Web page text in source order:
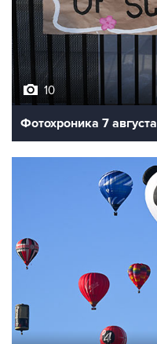
10
Фотохроника 7 августа